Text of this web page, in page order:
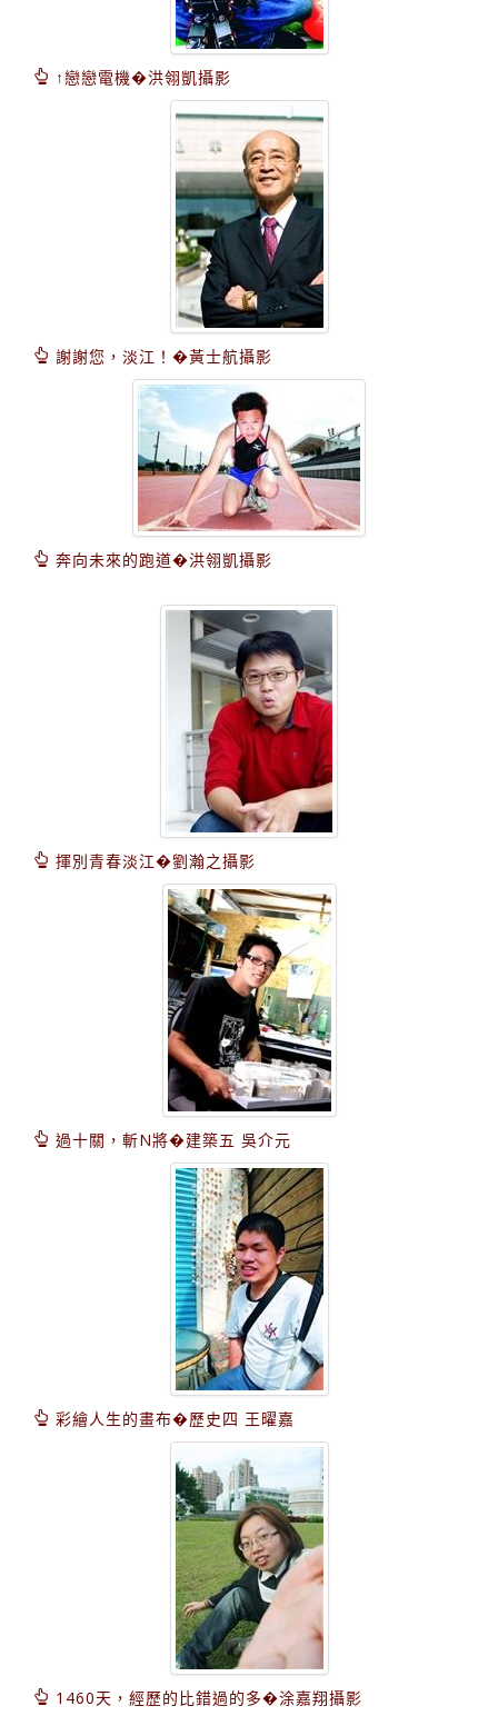
↑戀戀電機�洪翎凱攝影
謝謝您，淡江！�黃士航攝影
奔向未來的跑道�洪翎凱攝影
揮別青春淡江�劉瀚之攝影
過十關，斬N將�建築五 吳介元
彩繪人生的畫布�歷史四 王曜嘉
1460天，經歷的比錯過的多�涂嘉翔攝影